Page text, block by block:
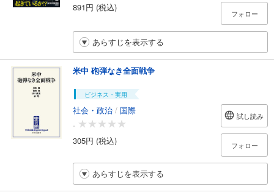
891円 (税込)
フォロー
あらすじを表示する
米中 砲弾なき全面戦争
ビジネス・実用
社会・政治 / 国際
-
305円 (税込)
試し読み
フォロー
あらすじを表示する